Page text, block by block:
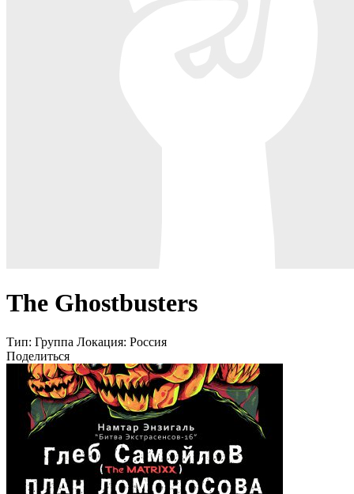
The Ghostbusters
Тип: Группа Локация: Россия
Поделиться